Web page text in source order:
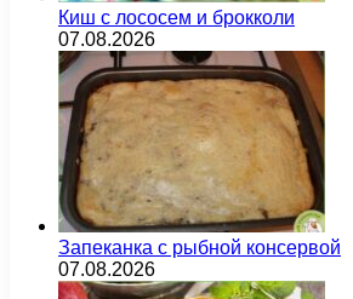
Киш с лососем и брокколи
07.08.2026
Запеканка с рыбной консервой
07.08.2026